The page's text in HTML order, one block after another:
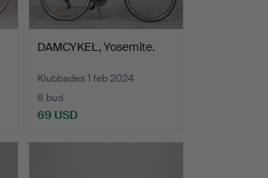
DAMCYKEL, Yosemite.
Klubbades 1 feb 2024
8 bud
69 USD